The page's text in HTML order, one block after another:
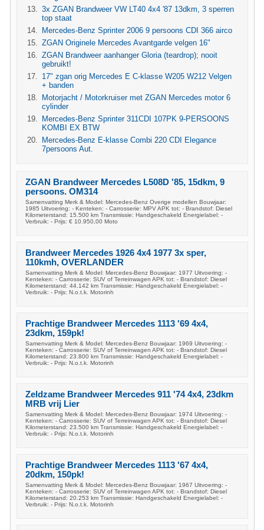
3x ZGAN Brandweer VW LT40 4x4 '87 13dkm, 3 sperren
top staat
Mercedes-Benz Sprinter 2006 9 persoons CDI 366 airco
ZGAN Originele Mercedes Avantgarde velgen 16"
ZGAN Brandweer aanhanger Gloria (teardrop); nooit
gebruikt!
17" zgan orig Mercedes E C-klasse W205 W212 Velgen
+ banden
Motorjacht / Motorkruiser met ZGAN Mercedes motor 6
cylinder
Mercedes-Benz Sprinter 311CDI 107PK 9-PERSOONS
KOMBI EX BTW
Mercedes-Benz E-klasse Combi 220 CDI Elegance
7persoons Aut.
ZGAN Brandweer Mercedes L508D '85, 15dkm, 9
persoons. OM314
Samenvatting Merk & Model: Mercedes-Benz Overige modellen Bouwjaar:
1985 Uitvoering: - Kenteken: - Carrosserie: MPV APK tot: - Brandstof: Diesel
Kilometerstand: 15.500 km Transmissie: Handgeschakeld Energielabel: -
Verbruik: - Prijs: € 10.950,00 Moto
Brandweer Mercedes 1926 4x4 1977 3x sper,
110kmh, OVERLANDER
Samenvatting Merk & Model: Mercedes-Benz Bouwjaar: 1977 Uitvoering: -
Kenteken: - Carrosserie: SUV of Terreinwagen APK tot: - Brandstof: Diesel
Kilometerstand: 44.142 km Transmissie: Handgeschakeld Energielabel: -
Verbruik: - Prijs: N.o.t.k. Motorinh
Prachtige Brandweer Mercedes 1113 '69 4x4,
23dkm, 159pk!
Samenvatting Merk & Model: Mercedes-Benz Bouwjaar: 1969 Uitvoering: -
Kenteken: - Carrosserie: SUV of Terreinwagen APK tot: - Brandstof: Diesel
Kilometerstand: 23.800 km Transmissie: Handgeschakeld Energielabel: -
Verbruik: - Prijs: N.o.t.k. Motorinh
Zeldzame Brandweer Mercedes 911 '74 4x4, 23dkm
MRB vrij Lier
Samenvatting Merk & Model: Mercedes-Benz Bouwjaar: 1974 Uitvoering: -
Kenteken: - Carrosserie: SUV of Terreinwagen APK tot: - Brandstof: Diesel
Kilometerstand: 23.500 km Transmissie: Handgeschakeld Energielabel: -
Verbruik: - Prijs: N.o.t.k. Motorinh
Prachtige Brandweer Mercedes 1113 '67 4x4,
20dkm, 150pk!
Samenvatting Merk & Model: Mercedes-Benz Bouwjaar: 1967 Uitvoering: -
Kenteken: - Carrosserie: SUV of Terreinwagen APK tot: - Brandstof: Diesel
Kilometerstand: 20.253 km Transmissie: Handgeschakeld Energielabel: -
Verbruik: - Prijs: N.o.t.k. Motorinh